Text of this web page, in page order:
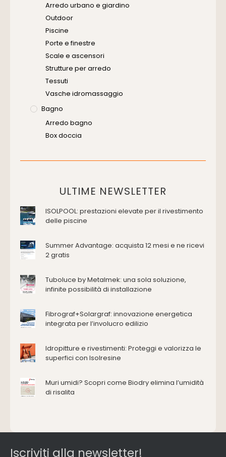
Software
Arredo urbano e giardino
Outdoor
Piscine
Porte e finestre
Scale e ascensori
Strutture per arredo
Tessuti
Vasche idromassaggio
Bagno
Arredo bagno
Box doccia
Placche di comando per wc
Domotica Ed Impianti Elettrici
Edilizia
Antincendio e sicurezza
Attrezzature manuali
Cappe d'aspirazione
Consolidamento
Deumidificazione
Energie rinnovabili
Ferramenta e fissaggi
Impianti idrici e depurazione
Impianti termici e climatizzazione
Materiali da costruzione
Pannelli
ULTIME NEWSLETTER
ISOLPOOL: prestazioni elevate per il rivestimento
delle piscine
Summer Advantage: acquista 12 mesi e ne ricevi
2 gratis
Tuboluce by Metalmek: una sola soluzione,
infinite possibilità di installazione
Fibrograf+Solargraf: innovazione energetica
integrata per l’involucro edilizio
Idropitture e rivestimenti: Proteggi e valorizza le
superfici con Isolresine
Muri umidi? Scopri come Biodry elimina l’umidità
di risalita
Iscriviti alla newsletter!